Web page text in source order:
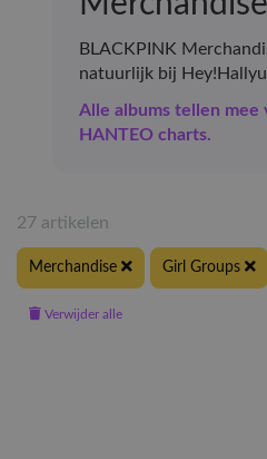
BLACKPINK
natuurlijk bij
Alle albums tellen mee
HANTEO charts.
27 artikelen
Merchandise Girl Groups
Verwijder alle